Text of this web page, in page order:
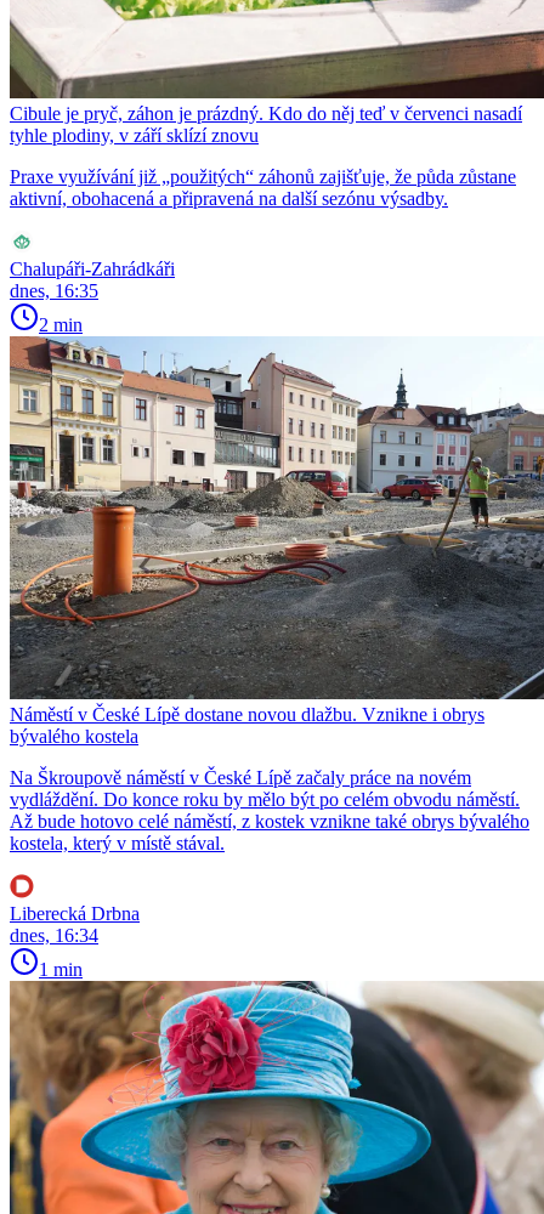
Cibule je pryč, záhon je prázdný. Kdo do něj teď v červenci nasadí
tyhle plodiny, v září sklízí znovu
Praxe využívání již „použitých“ záhonů zajišťuje, že půda zůstane
aktivní, obohacená a připravená na další sezónu výsadby.
Chalupáři-Zahrádkáři
dnes, 16:35
2 min
Náměstí v České Lípě dostane novou dlažbu. Vznikne i obrys
bývalého kostela
Na Škroupově náměstí v České Lípě začaly práce na novém
vydláždění. Do konce roku by mělo být po celém obvodu náměstí.
Až bude hotovo celé náměstí, z kostek vznikne také obrys bývalého
kostela, který v místě stával.
Liberecká Drbna
dnes, 16:34
1 min